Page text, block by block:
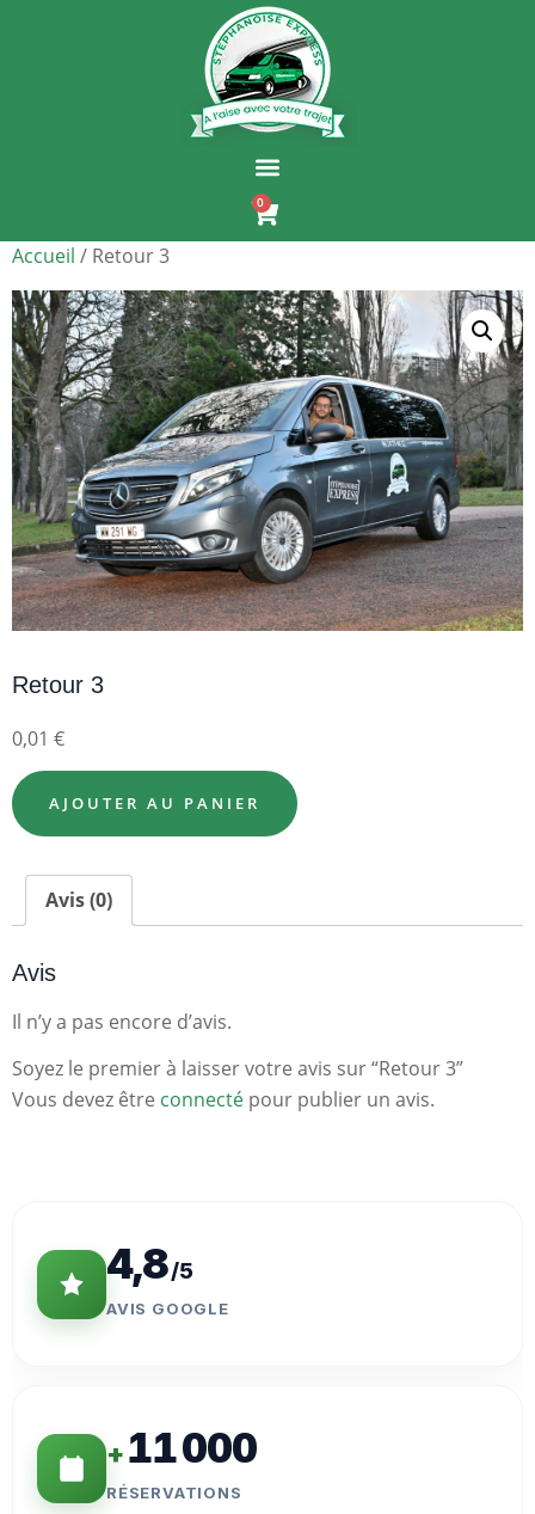
0
Accueil / Retour 3
Retour 3
0,01 €
AJOUTER AU PANIER
Avis (0)
Avis
Il n’y a pas encore d’avis.
Soyez le premier à laisser votre avis sur “Retour 3”
Vous devez être connecté pour publier un avis.
4,8/5
AVIS GOOGLE
+11 000
RÉSERVATIONS